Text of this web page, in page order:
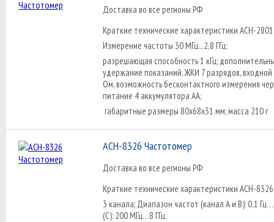
Доставка во все регионы РФ
Краткие технические характеристики АСН-2801:
Измерение частоты 30 МГц...2,8 ГГц;
разрешающая способность 1 кГц;
удержание показаний, ЖКИ 7 разрядов,
Ом, возможность бесконтактного измерения
питание 4 аккумулятора АА;
габаритные размеры 80х68х31 мм; масса 210 г
АСН-8326 Частотомер
Доставка во все регионы РФ
Краткие технические характеристики АСН-8326:
3 канала; Диапазон частот (канал А и B): 0,1
(C): 200 МГц…8 ГГц.